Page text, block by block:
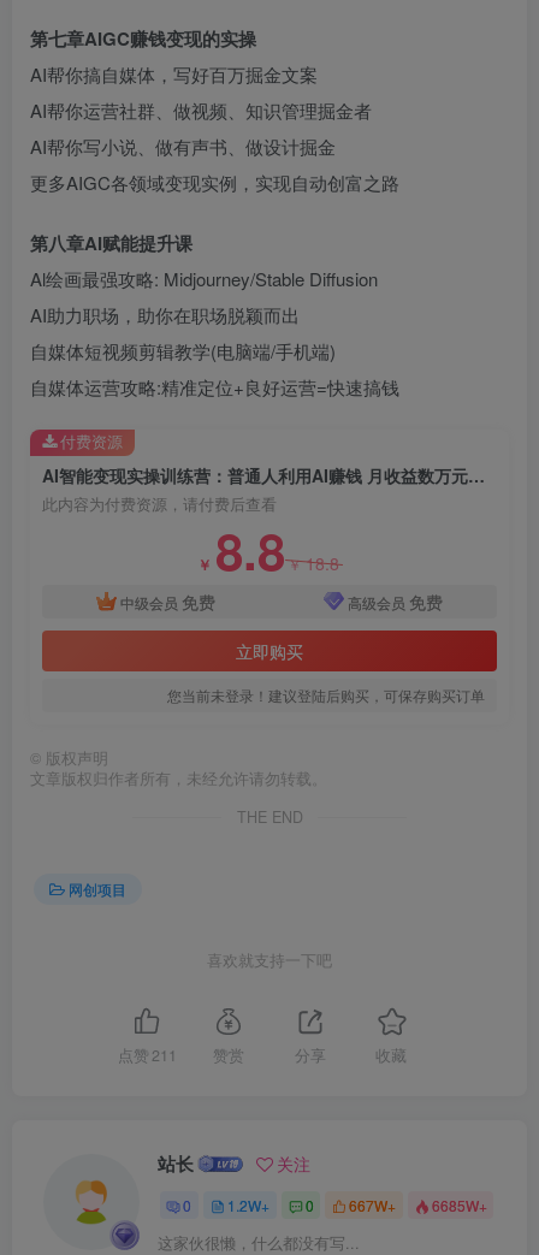
第七章AIGC赚钱变现的实操
AI帮你搞自媒体，写好百万掘金文案
AI帮你运营社群、做视频、知识管理掘金者
AI帮你写小说、做有声书、做设计掘金
更多AIGC各领域变现实例，实现自动创富之路
第八章AI赋能提升课
Al绘画最强攻略: Midjourney/Stable Diffusion
AI助力职场，助你在职场脱颖而出
自媒体短视频剪辑教学(电脑端/手机端)
自媒体运营攻略:精准定位+良好运营=快速搞钱
AI智能变现实操训练营：普通人利用AI赚钱 月收益数万元（全套课程+文档）
此内容为付费资源，请付费后查看
￥ 8.8￥18.8
中级会员 免费 高级会员 免费
立即购买
您当前未登录！建议登陆后购买，可保存购买订单
付费资源
© 版权声明
文章版权归作者所有，未经允许请勿转载。
THE END
网创项目
喜欢就支持一下吧
点赞 211 赞赏 分享 收藏
站长 关注
0 1.2W+ 0 667W+ 6685W+
这家伙很懒，什么都没有写...